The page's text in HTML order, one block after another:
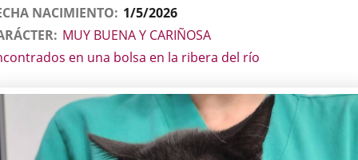
NACIMIENTO 1/5/2026
MUY BUENA Y CARIÑOSA
en una bolsa en la ribera del río